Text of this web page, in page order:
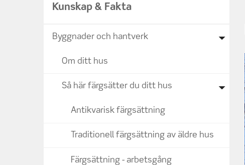
är
1930-
ljusgul
Kunskap & Fakta
Byggnader och hantverk
Om ditt hus
Så här färgsätter du ditt hus
Antikvarisk färgsättning
Traditionell färgsättning av äldre hus
Färgsättning - arbetsgång